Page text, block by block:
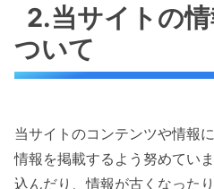
2.当サイトの
ついて
当サイトのコンテンツや情報
情報を掲載するよう努めてい
込んだり、情報が古くなった